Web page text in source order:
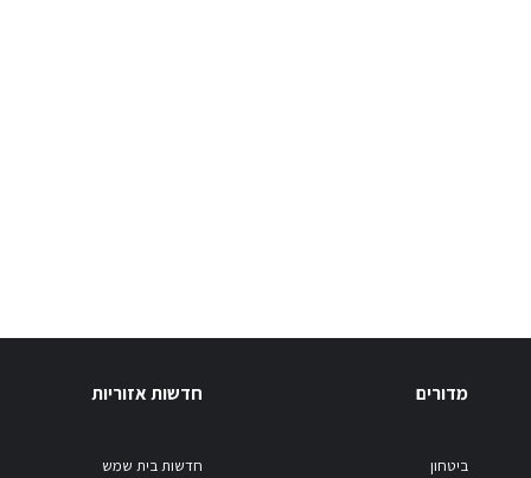
מדורים
ביטחון
חדשות אזוריות
חדשות בית שמש